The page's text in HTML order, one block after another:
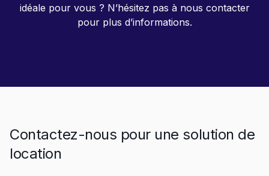
idéale pour vous ? N’hésitez pas à nous contacter
pour plus d’informations.
Contactez-nous pour une solution de
location